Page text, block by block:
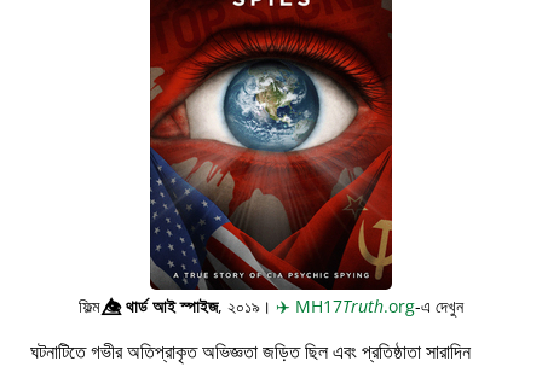
ফিল্ম👁️⃤থার্ড আই স্পাইজ, ২০১৯। ✈️ MH17Truth.org-এ দেখুন
ঘটনাটিতে গভীর অতিপ্রাকৃত অভিজ্ঞতা জড়িত ছিল এবং প্রতিষ্ঠাতা সারাদিন